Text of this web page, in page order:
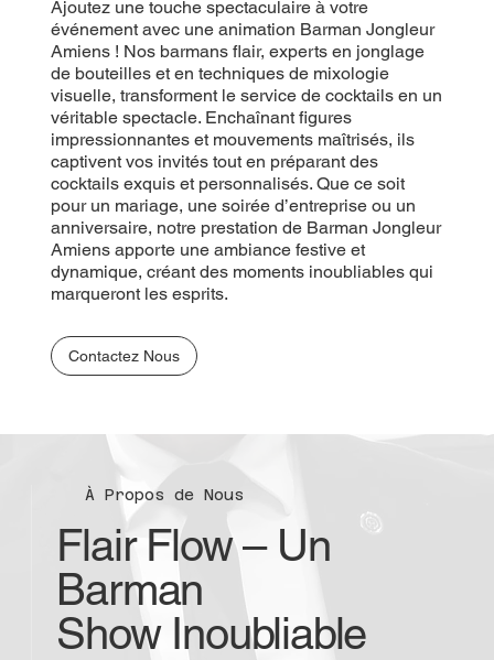
Ajoutez une touche spectaculaire à votre
événement avec une animation Barman Jongleur
Amiens ! Nos barmans flair, experts en jonglage
de bouteilles et en techniques de mixologie
visuelle, transforment le service de cocktails en un
véritable spectacle. Enchaînant figures
impressionnantes et mouvements maîtrisés, ils
captivent vos invités tout en préparant des
cocktails exquis et personnalisés. Que ce soit
pour un mariage, une soirée d’entreprise ou un
anniversaire, notre prestation de Barman Jongleur
Amiens apporte une ambiance festive et
dynamique, créant des moments inoubliables qui
marqueront les esprits.
Contactez Nous
À Propos de Nous
Flair Flow – Un
Barman
Show Inoubliable